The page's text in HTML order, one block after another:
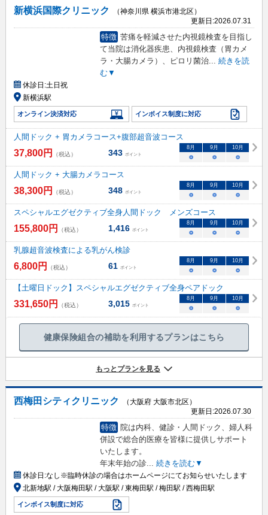
新横浜国際クリニック
（神奈川県 横浜市港北区）
更新日:2026.07.31
特徴 苦痛を軽減させた内視鏡検査を目指し
て当院は消化器疾患、内視鏡検査（胃カメ
ラ・大腸カメラ）、ピロリ菌治... 続きを読
む▼
休診日:土日祝
新横浜駅
オンライン決済対応 インボイス制度に対応
人間ドック + 胃カメラコース+腹部超音波コース
37,800円 （税込） 343 ポイント
8月 9月 10月
○ ○ ○
人間ドック + 大腸カメラコース
38,300円 （税込） 348 ポイント
8月 9月 10月
○ ○ ○
スペシャルエグゼクティブ全身人間ドック メンズコース
155,800円 （税込） 1,416 ポイント
8月 9月 10月
○ ○ ○
乳腺超音波検査による乳がん検診
6,800円 （税込） 61 ポイント
8月 9月 10月
○ ○ ○
【土曜日ドック】スペシャルエグゼクティブ全身ペアドック
331,650円 （税込） 3,015 ポイント
8月 9月 10月
○ ○ ○
健康保険組合の補助を利用するプランはこちら
もっとプランを見る
西梅田シティクリニック
（大阪府 大阪市北区）
更新日:2026.07.30
特徴 院は内科、健診・人間ドック、婦人科
併設で総合的医療を皆様に提供しサポート
いたします。
年末年始の診... 続きを読む▼
休診日:なし※臨時休診の場合はホームページにてお知らせいたします
北新地駅 / 大阪梅田駅 / 大阪駅 / 東梅田駅 / 梅田駅 / 西梅田駅
インボイス制度に対応